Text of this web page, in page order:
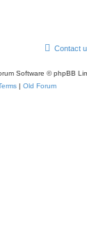
Contact
Software © phpBB
| Old Forum